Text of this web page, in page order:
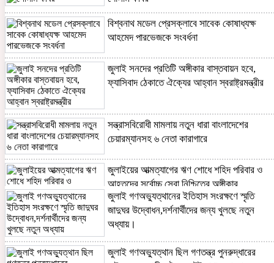
বিশ্বনাথ মডেল প্রেসক্লাবে সাবেক কোষাধ্যক্ষ
আহমেদ পারভেজকে সংবর্ধনা
জুলাই সনদের প্রতিটি অঙ্গীকার বাস্তবায়ন হবে,
ফ্যাসিবাদ ঠেকাতে ঐক্যের আহ্বান স্বরাষ্ট্রমন্ত্রীর
সন্ত্রাসবিরোধী মামলায় নতুন ধারা বাংলাদেশের
চেয়ারম্যানসহ ৬ নেতা কারাগারে
জুলাইয়ের আত্মত্যাগের ঋণ শোধে শহিদ পরিবার ও
আহতদের সর্বোচ্চ সেবা নিশ্চিতের অঙ্গীকার
'পঞ্চাশ পর্বের সবুজ শপথ'
জুলাই গণ-অভ্যুত্থানের ২য় বর্ষপূর্তি উপলক্ষে
জুলাই গণঅভ্যুত্থানের ইতিহাস সংরক্ষণে স্মৃতি
জাদুঘর উদ্বোধন,দর্শনার্থীদের জন্য খুলছে নতুন
অধ্যায়।
জুলাই গণঅভ্যুত্থান ছিল গণতন্ত্র পুনরুদ্ধারের